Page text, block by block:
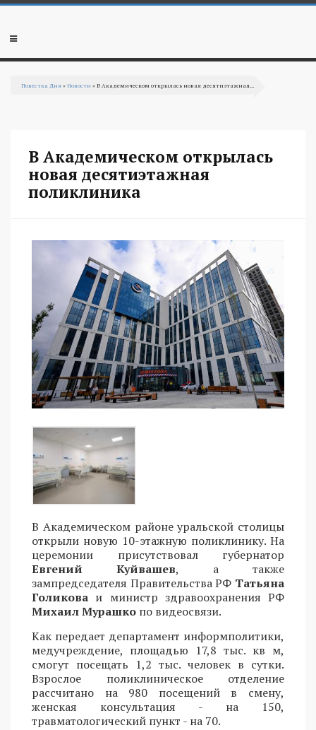
Перейти к основному содержанию
Мобильное
Повестка Дня »Новости » В Академическом открылась новая десятиэтажная...
В Академическом открылась
новая десятиэтажная
поликлиника
В Академическом районе уральской столицы
открыли новую 10-этажную поликлинику. На
церемонии присутствовал губернатор
Евгений Куйвашев, а также
зампредседателя Правительства РФ Татьяна
Голикова и министр здравоохранения РФ
Михаил Мурашко по видеосвязи.
Как передает департамент информполитики,
медучреждение, площадью 17,8 тыс. кв м,
смогут посещать 1,2 тыс. человек в сутки.
Взрослое поликлиническое отделение
рассчитано на 980 посещений в смену,
женская консультация - на 150,
травматологический пункт - на 70.